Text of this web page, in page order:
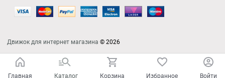
Движок для интернет магазина © 2026
Главная Каталог Корзина Избранное Войти